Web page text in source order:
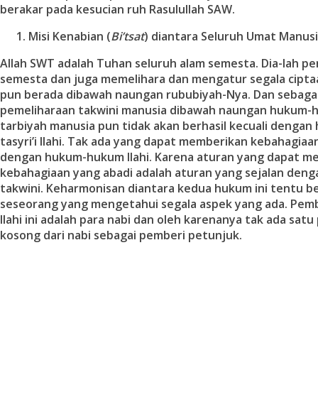
berakar pada kesucian ruh Rasulullah SAW.
Misi Kenabian (Bi’tsat) diantara Seluruh Umat
Allah SWT adalah Tuhan seluruh alam semesta. Dia-lah
semesta dan juga memelihara dan mengatur segala
pun berada dibawah naungan rububiyah-Nya. Dan
pemeliharaan takwini manusia dibawah naungan hukum-
tarbiyah manusia pun tidak akan berhasil kecuali dengan
tasyri’i Ilahi. Tak ada yang dapat memberikan
dengan hukum-hukum Ilahi. Karena aturan yang dapat
kebahagiaan yang abadi adalah aturan yang sejalan
takwini. Keharmonisan diantara kedua hukum ini tentu
seseorang yang mengetahui segala aspek yang ada.
Ilahi ini adalah para nabi dan oleh karenanya tak ada satu
kosong dari nabi sebagai pemberi petunjuk.